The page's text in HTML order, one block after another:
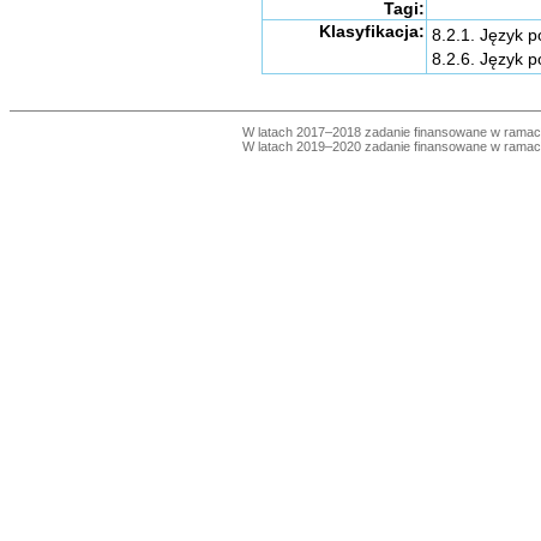
Tagi:
Klasyfikacja: 8.2.1. Język
8.2.6. Język
W latach 2017–2018 zadanie finansowane w
W latach 2019–2020 zadanie finansowane w